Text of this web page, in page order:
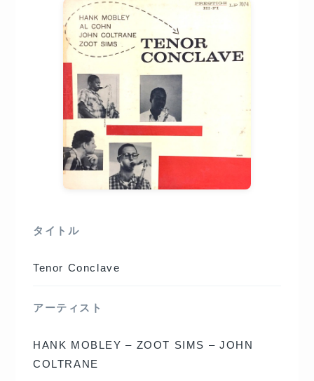
タイトル
Tenor Conclave
アーティスト
HANK MOBLEY – ZOOT SIMS – JOHN
COLTRANE